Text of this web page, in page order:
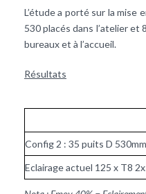
L’étude a porté sur la mise
530 placés dans l’atelier
bureaux et à l’accueil.
Résultats
Config 2 : 35 puits D 530mm
Eclairage actuel 125 x T8